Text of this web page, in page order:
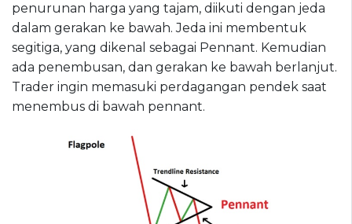
penurunan harga yang tajam, diikuti dengan jeda
dalam gerakan ke bawah. Jeda ini membentuk
segitiga, yang dikenal sebagai Pennant. Kemudian
ada penembusan, dan gerakan ke bawah berlanjut.
Trader ingin memasuki perdagangan pendek saat
menembus di bawah pennant.